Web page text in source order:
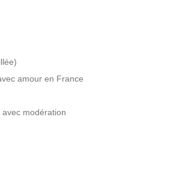
amour en France
modération